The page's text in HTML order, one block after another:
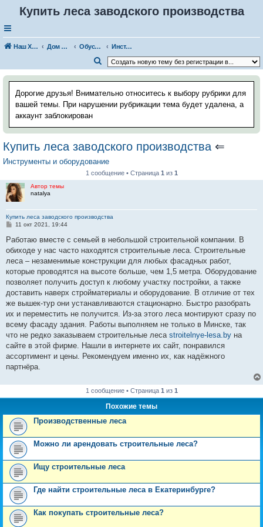
Купить леса заводского производства
Наш Хаус-форум Дом и стройка Обустройство, дизайн помещений
Инструменты и оборудование
о
с
Дорогие друзья! Внимательно относитесь к выбору рубрики для
вашей темы. При нарушении рубрикации тема будет удалена, а
аккаунт заблокирован
Купить леса заводского производства ⇐
Инструменты и оборудование
1 сообщение • Страница 1 из 1
Автор темы
natalya
Купить леса заводского производства
С
о
щ
е
и
е
11 окт 2021, 19:44
Работаю вместе с семьей в небольшой строительной компании. В
обиходе у нас часто находятся строительные леса. Строительные
леса – незаменимые конструкции для любых фасадных работ,
которые проводятся на высоте больше, чем 1,5 метра. Оборудование
позволяет получить доступ к любому участку постройки, а также
доставить наверх стройматериалы и оборудование. В отличие от тех
же вышек-тур они устанавливаются стационарно. Быстро разобрать
их и переместить не получится. Из-за этого леса монтируют сразу по
всему фасаду здания. Работы выполняем не только в Минске, так
что не редко заказываем строительные леса stroitelnye-lesa.by на
сайте в этой фирме. Нашли в интернете их сайт, понравился
ассортимент и цены. Рекомендуем именно их, как надёжного
партнёра.
1 сообщение • Страница 1 из 1
Похожие темы
Производственные леса
Можно ли арендовать строительные леса?
Ищу строительные леса
Где найти строительные леса в Екатеринбурге?
Как покупать строительные леса?